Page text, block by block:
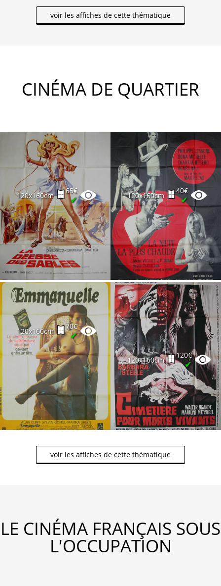
voir les affiches de cette thématique
CINÉMA DE QUARTIER
120x160cm
65€
✔ 120x160cm
40€
✔
120x160cm
70€
✔
120x160cm
120€
✔
voir les affiches de cette thématique
LE CINÉMA FRANÇAIS SOUS
L'OCCUPATION